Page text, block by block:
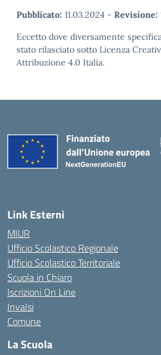
Pubblicato: 11.03.2024 - Revisione:
Eccetto dove diversamente
stato rilasciato sotto Licenza
Attribuzione 4.0 Italia.
Link Esterni
MIUR
Ufficio Scolastico Regionale
Ufficio Scolastico Territoriale
Scuola in Chiaro
Iscrizioni On Line
Invalsi
Comune
La Scuola